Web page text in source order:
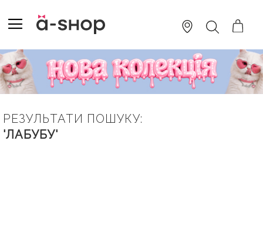
TO
CONTENT
ПОШУК
РЕЗУЛЬТАТИ ПОШУКУ:
'ЛАБУБУ'